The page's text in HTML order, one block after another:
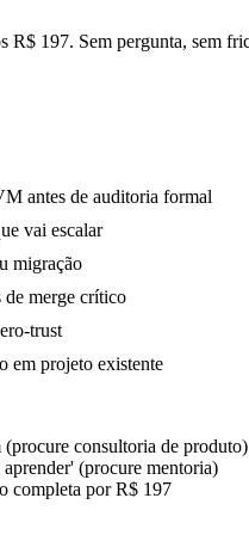
R$ 197. Sem pergunta, sem
antes de auditoria formal
vai escalar
migração
de merge crítico
trust
em projeto existente
consultoria de produto)
(procure mentoria)
completa por R$ 197